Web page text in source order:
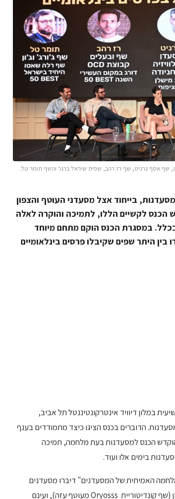
שף יוסי שטרית, שף אסף גרניט, שף רז רהב, שפית שיראל ברגר והשף תומר טל.
בייחוד אצל מסעדני העוטף והצפון
לקשיים הללו, לתמיכה והוקרה לאלה
במסגרת הכנס הוקם מתחם מיוחד
בין היתר שפים שקיבלו פרסים בינלאומיים
התקיים ביום א' 31.3.24 בפעם התשיעית במלון דיוויד אינטרקונטיננטל תל אביב,
בתחום המסעדנות. הדוברים בכנס הציגו כיצד מתמודדים בענף
הכנס למסעדנות בעת מלחמה, תמיכה
בימים אלו ועוד.
הבולטים בכנס: בפאנל "חרבות ברזל 2024 – המלחמה האמיתית של המסעדנים" דיברו מסעדנים
ואנשי מקצוע על המלחמה והשלכותיה, בהשתתפות אור שוקרון (שף קונדיטוריית Oryosss מעוטף עזה), ועינם